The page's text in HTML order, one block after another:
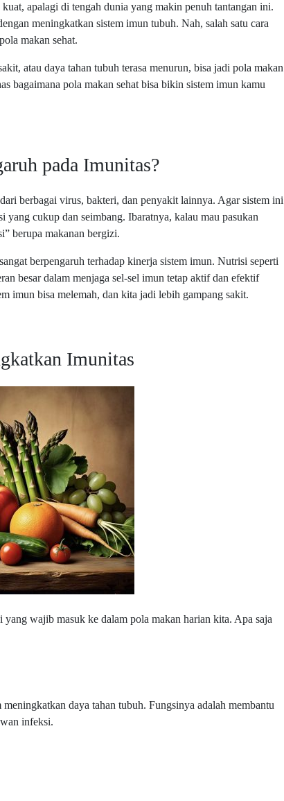
apalagi di tengah dunia yang makin penuh tantangan ini.
meningkatkan sistem imun tubuh. Nah, salah satu cara
makan sehat.
atau daya tahan tubuh terasa menurun, bisa jadi pola makan
bagaimana pola makan sehat bisa bikin sistem imun kamu
pada Imunitas?
berbagai virus, bakteri, dan penyakit lainnya. Agar sistem ini
cukup dan seimbang. Ibaratnya, kalau mau pasukan
berupa makanan bergizi.
berpengaruh terhadap kinerja sistem imun. Nutrisi seperti
besar dalam menjaga sel-sel imun tetap aktif dan efektif
imun bisa melemah, dan kita jadi lebih gampang sakit.
Imunitas
wajib masuk ke dalam pola makan harian kita. Apa saja
daya tahan tubuh. Fungsinya adalah membantu
infeksi.